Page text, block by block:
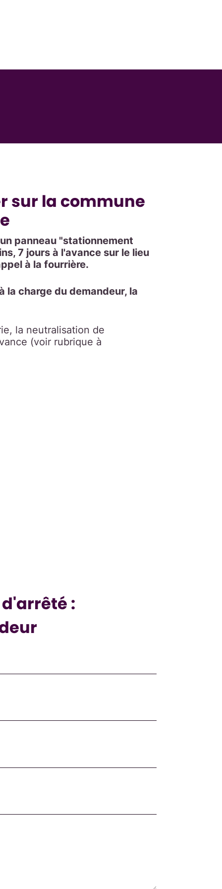
sur la commune
panneau "stationnement
7 jours à l'avance sur le lieu
à la fourrière.
la charge du demandeur, la
la neutralisation de
(voir rubrique à
: